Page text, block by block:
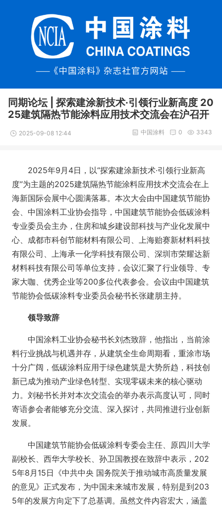
同期论坛 | 探索建涂新技术·引领行业新高度 20
25建筑隔热节能涂料应用技术交流会在沪召开
2025-09-08 12:44 3343
0
中国涂料
2025年9月4日，以“探索建涂新技术·引领行业新高
度”为主题的2025建筑隔热节能涂料应用技术交流会在上
海新国际会展中心圆满落幕。本次大会由中国建筑节能协
会、中国涂料工业协会指导，中国建筑节能协会低碳涂料
专业委员会主办，住房和城乡建设部科技与产业化发展中
心、成都市科创节能材料有限公司、上海贻赛新材料科技
有限公司、上海承一化学科技有限公司、深圳市荣耀达新
材料科技有限公司等单位支持，会议汇聚了行业领导、专
家大咖、优秀企业等200多位代表参会。会议由中国建筑
节能协会低碳涂料专业委员会秘书长张建朋主持。
领导致辞
中国涂料工业协会秘书长刘杰致辞，他指出，当前涂
料行业挑战与机遇并存，从建筑全生命周期看，重涂市场
十分广阔，低碳涂料应用于绿色建筑是大势所趋，科技创
新已成为推动产业绿色转型、实现零碳未来的核心驱动
力。刘秘书长并对本次交流会的举办表示高度认可，同时
寄语参会者能够充分交流、深入探讨，共同推进行业创新
发展。
中国建筑节能协会低碳涂料专委会主任、原四川大学
副校长、西华大学校长、孙卫国教授在致辞中表示，202
5年8月15日《中共中央 国务院关于推动城市高质量发展
的意见》正式发布，为中国未来城市发展，特别是到203
5年的发展方向定下了总基调。虽然文件内容宏大，涵盖